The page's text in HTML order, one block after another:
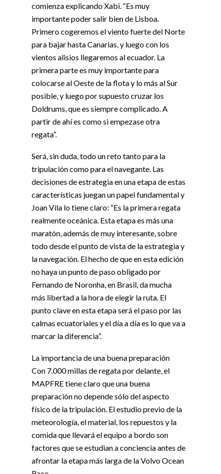
comienza explicando Xabi. “Es muy
importante poder salir bien de Lisboa.
Primero cogeremos el viento fuerte del Norte
para bajar hasta Canarias, y luego con los
vientos alisios llegaremos al ecuador. La
primera parte es muy importante para
colocarse al Oeste de la flota y lo más al Sur
posible, y luego por supuesto cruzar los
Doldrums, que es siempre complicado. A
partir de ahí es como si empezase otra
regata”.
Será, sin duda, todo un reto tanto para la
tripulación como para el navegante. Las
decisiones de estrategia en una etapa de estas
características juegan un papel fundamental y
Joan Vila lo tiene claro: “Es la primera regata
realmente oceánica. Esta etapa es más una
maratón, además de muy interesante, sobre
todo desde el punto de vista de la estrategia y
la navegación. El hecho de que en esta edición
no haya un punto de paso obligado por
Fernando de Noronha, en Brasil, da mucha
más libertad a la hora de elegir la ruta. El
punto clave en esta etapa será el paso por las
calmas ecuatoriales y el día a día es lo que va a
marcar la diferencia”.
La importancia de una buena preparación
Con 7.000 millas de regata por delante, el
MAPFRE tiene claro que una buena
preparación no depende sólo del aspecto
físico de la tripulación. El estudio previo de la
meteorología, el material, los repuestos y la
comida que llevará el equipo a bordo son
factores que se estudian a conciencia antes de
afrontar la etapa más larga de la Volvo Ocean